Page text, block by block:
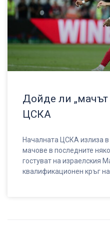
Дойде ли „мачът
ЦСКА
Началната ЦСКА излиза
мачове в последните
гостуват на израелския
квалификационен кръг на